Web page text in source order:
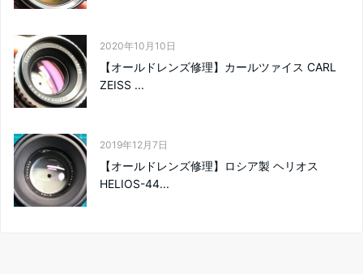
2020年10月10日
【オールドレンズ修理】カールツァイス CARL
ZEISS ...
2019年12月7日
【オールドレンズ修理】ロシア製 ヘリオス
HELIOS-44...